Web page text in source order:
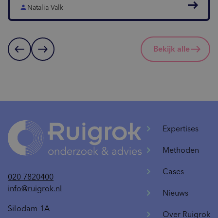
person Natalia Valk east
west east Bekijk alle
020 7820400
info@ruigrok.nl
Silodam 1A
Expertises
Methoden
Cases
Nieuws
Over Ruigrok